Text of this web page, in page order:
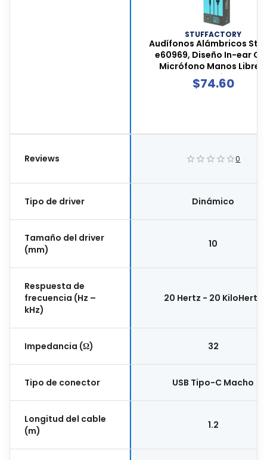
STUFFACTORY
Audífonos Alámbricos Stf
e60969, Diseño In-ear
Micrófono Manos Libres,
Conector Usb Tipo-c,
Negro, St-e60969
$74.60
Reviews 0
Tipo de driver Dinámico
Tamaño del driver
(mm)
10
Respuesta de
frecuencia (Hz –
kHz)
20 Hertz - 20 KiloHertz
Impedancia (Ω) 32
Tipo de conector USB Tipo-C Macho
Longitud del cable
(m)
1.2